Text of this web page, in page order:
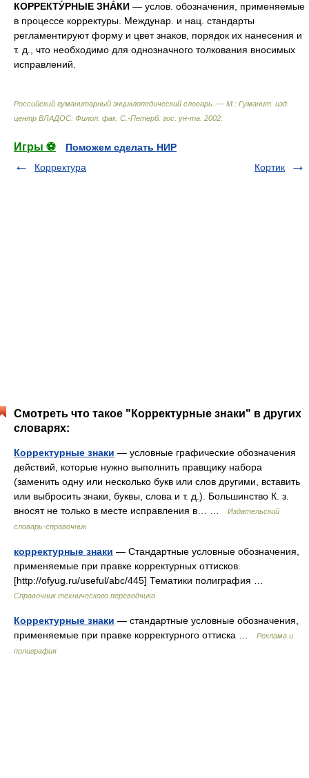
КОРРЕКТУ́РНЫЕ ЗНА́КИ — услов. обозначения, применяемые
в процессе корректуры. Междунар. и нац. стандарты
регламентируют форму и цвет знаков, порядок их нанесения и
т. д., что необходимо для однозначного толкования вносимых
исправлений.
Российский гуманитарный энциклопедический словарь. — М.: Гуманит. изд.
центр ВЛАДОС: Филол. фак. С.-Петерб. гос. ун-та 2002
Игры ⚽
Поможем сделать НИР
Корректура
Кортик
Смотреть что такое "Корректурные знаки" в других
словарях:
Корректурные знаки — условные графические обозначения
действий, которые нужно выполнить правщику набора
(заменить одну или несколько букв или слов другими, вставить
или выбросить знаки, буквы, слова и т. д.). Большинство К. з.
вносят не только в месте исправления в… …
Издательский
словарь-справочник
корректурные знаки — Стандартные условные обозначения,
применяемые при правке корректурных оттисков.
[http://ofyug.ru/useful/abc/445] Тематики полиграфия …
Справочник технического переводчика
Корректурные знаки — стандартные условные обозначения,
применяемые при правке корректурного оттиска …
Реклама и
полиграфия